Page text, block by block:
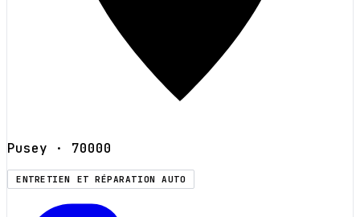
Pusey · 70000
ENTRETIEN ET RÉPARATION AUTO